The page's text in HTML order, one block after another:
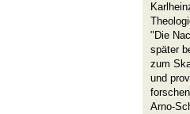
"Die
später
zum
und
Arno-